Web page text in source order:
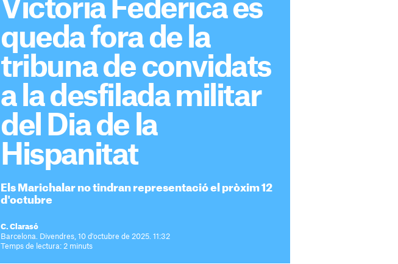
Victoria Federica es
queda fora de la
tribuna de convidats
a la desfilada militar
del Dia de la
Hispanitat
Els Marichalar no tindran representació el pròxim 12
d'octubre
C. Clarasó
Barcelona. Divendres, 10 d'octubre de 2025. 11:32
Temps de lectura: 2 minuts